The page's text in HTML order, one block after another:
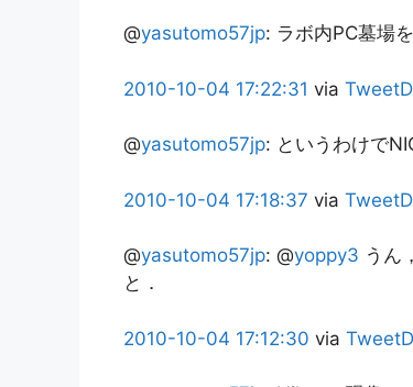
@yasutomo57jp: ラボ内PC墓場
2010-10-04 17:22:31 via
@yasutomo57jp: というわけで
2010-10-04 17:18:37 via
@yasutomo57jp: @yoppy3 うん
と．
2010-10-04 17:12:30 via